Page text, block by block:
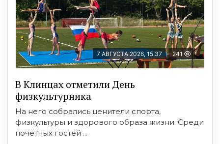
7 АВГУСТА 2026, 15:37 241
В Клинцах отметили День
физкультурника
На него собрались ценители спорта,
физкультуры и здорового образа жизни. Среди
почетных гостей ...